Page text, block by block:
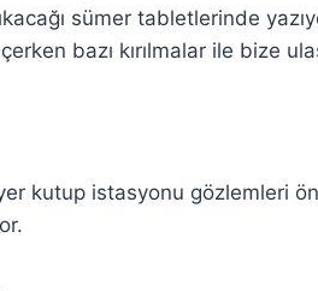
sümer tabletlerinde
bazı kırılmalar ile bize
kutup istasyonu gözlemleri